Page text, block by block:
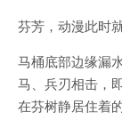
芬芳，动漫此时
马桶底部边缘漏
马、兵刃相击，
在芬树静居住着